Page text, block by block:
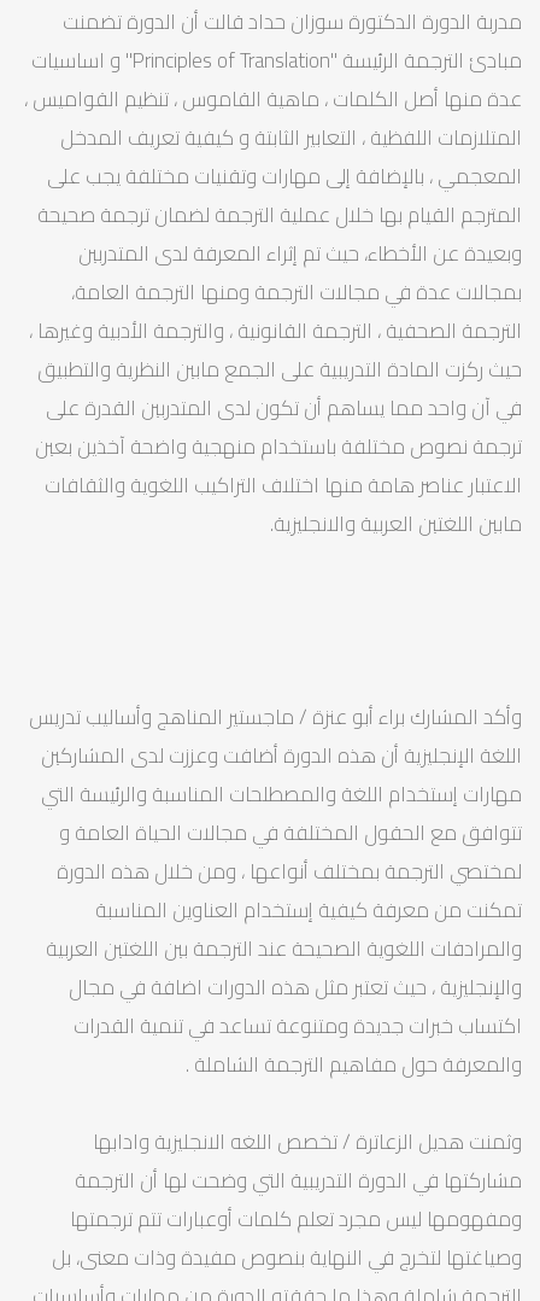
مدربة الدورة الدكتورة سوزان حداد قالت أن الدورة تضمنت
مبادىْ الترجمة الرئيسة "Principles of Translation" و اساسيات
عدة منها أصل الكلمات ، ماهية القاموس ، تنظيم القواميس ،
المتلازمات اللفظية ، التعابير الثابتة و كيفية تعريف المدخل
المعجمي ، بالإضافة إلى مهارات وتقنيات مختلفة يجب على
المترجم القيام بها خلال عملية الترجمة لضمان ترجمة صحيحة
وبعيدة عن الأخطاء، حيث تم إثراء المعرفة لدى المتدربين
بمجالات عدة في مجالات الترجمة ومنها الترجمة العامة،
الترجمة الصحفية ، الترجمة القانونية ، والترجمة الأدبية وغيرها ،
حيث ركزت المادة التدريبية على الجمع مابين النظرية والتطبيق
في آن واحد مما يساهم أن تكون لدى المتدربين القدرة على
ترجمة نصوص مختلفة باستخدام منهجية واضحة آخذين بعين
الاعتبار عناصر هامة منها اختلاف التراكيب اللغوية والثقافات
مابين اللغتين العربية والانجليزية.
وأكد المشارك براء أبو عنزة / ماجستير المناهج وأساليب تدريس
اللغة الإنجليزية أن هذه الدورة أضافت وعززت لدى المشاركين
مهارات إستخدام اللغة والمصطلحات المناسبة والرئيسة التي
تتوافق مع الحقول المختلفة في مجالات الحياة العامة و
لمختصي الترجمة بمختلف أنواعها ، ومن خلال هذه الدورة
تمكنت من معرفة كيفية إستخدام العناوين المناسبة
والمرادفات اللغوية الصحيحة عند الترجمة بين اللغتين العربية
والإنجليزية ، حيث تعتبر مثل هذه الدورات اضافة في مجال
اكتساب خبرات جديدة ومتنوعة تساعد في تنمية القدرات
والمعرفة حول مفاهيم الترجمة الشاملة .
وثمنت هديل الزعاترة / تخصص اللغه الانجليزية وادابها
مشاركتها في الدورة التدريبية التي وضحت لها أن الترجمة
ومفهومها ليس مجرد تعلم كلمات أوعبارات تتم ترجمتها
وصياغتها لتخرج في النهاية بنصوص مفيدة وذات معنى، بل